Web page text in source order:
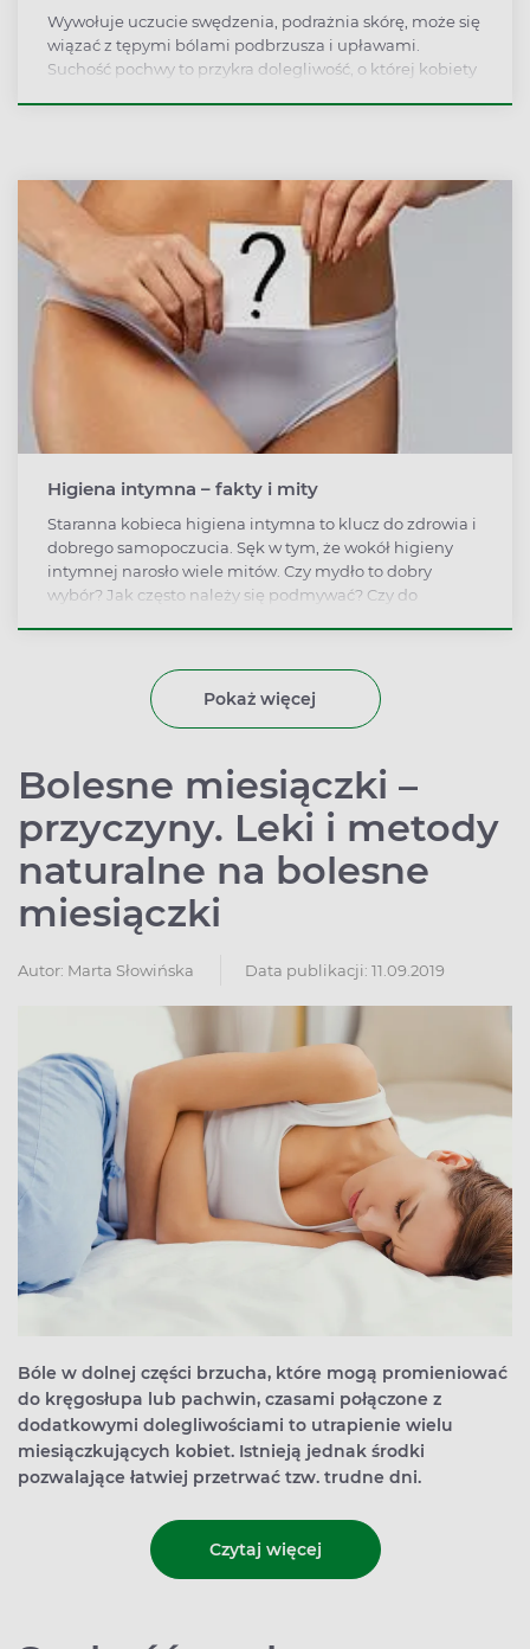
Wywołuje uczucie swędzenia, podrażnia skórę, może się
wiązać z tępymi bólami podbrzusza i upławami.
Suchość pochwy to przykra dolegliwość, o której kobiety
intymna.
Higiena intymna – fakty i mity
Staranna kobieca higiena intymna to klucz do zdrowia i
dobrego samopoczucia. Sęk w tym, że wokół higieny
intymnej narosło wiele mitów. Czy mydło to dobry
wybór? Jak często należy się podmywać? Czy do
Pokaż więcej
Bolesne miesiączki –
przyczyny. Leki i metody
naturalne na bolesne
miesiączki
Autor: Marta Słowińska Data publikacji: 11.09.2019
Bóle w dolnej części brzucha, które mogą promieniować
do kręgosłupa lub pachwin, czasami połączone z
dodatkowymi dolegliwościami to utrapienie wielu
miesiączkujących kobiet. Istnieją jednak środki
pozwalające łatwiej przetrwać tzw. trudne dni.
Czytaj więcej